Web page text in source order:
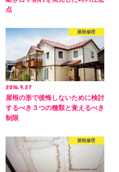
点
屋根修理
2016.9.27
屋根の形で後悔しないために検討
するべき３つの種類と覚えるべき
制限
屋根修理